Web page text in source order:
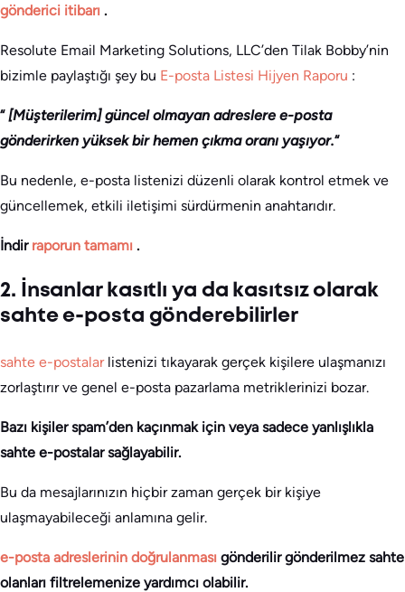
gönderici itibarı .
Resolute Email Marketing Solutions, LLC’den Tilak Bobby’nin
bizimle paylaştığı şey bu E-posta Listesi Hijyen Raporu :
“[Müşterilerim] güncel olmayan adreslere e-posta
gönderirken yüksek bir hemen çıkma oranı yaşıyor.“
Bu nedenle, e-posta listenizi düzenli olarak kontrol etmek ve
güncellemek, etkili iletişimi sürdürmenin anahtarıdır.
İndir raporun tamamı .
2. İnsanlar kasıtlı ya da kasıtsız olarak
sahte e-posta gönderebilirler
sahte e-postalar listenizi tıkayarak gerçek kişilere ulaşmanızı
zorlaştırır ve genel e-posta pazarlama metriklerinizi bozar.
Bazı kişiler spam’den kaçınmak için veya sadece yanlışlıkla
sahte e-postalar sağlayabilir.
Bu da mesajlarınızın hiçbir zaman gerçek bir kişiye
ulaşmayabileceği anlamına gelir.
e-posta adreslerinin doğrulanması gönderilir gönderilmez sahte
olanları filtrelemenize yardımcı olabilir.